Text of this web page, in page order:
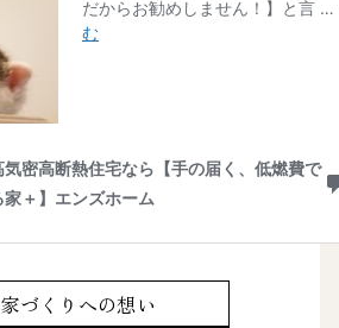
家づくりへの想い